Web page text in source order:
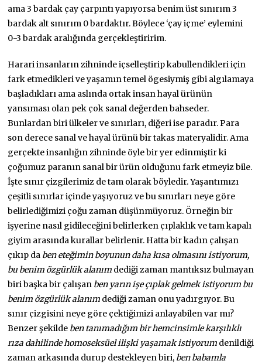
ama 3 bardak çay çarpıntı yapıyorsa benim üst sınırım 3
bardak alt sınırım 0 bardaktır. Böylece ‘çay içme’ eylemini
0-3 bardak aralığında gerçekleştiririm.
Harari insanların zihninde içselleştirip kabullendikleri için
fark etmedikleri ve yaşamın temel ögesiymiş gibi algılamaya
başladıkları ama aslında ortak insan hayal ürünün
yansıması olan pek çok sanal değerden bahseder.
Bunlardan biri ülkeler ve sınırları, diğeri ise paradır. Para
son derece sanal ve hayal ürünü bir takas materyalidir. Ama
gerçekte insanlığın zihninde öyle bir yer edinmiştir ki
çoğumuz paranın sanal bir ürün olduğunu fark etmeyiz bile.
İşte sınır çizgilerimiz de tam olarak böyledir. Yaşantımızı
çeşitli sınırlar içinde yaşıyoruz ve bu sınırları neye göre
belirlediğimizi çoğu zaman düşünmüyoruz. Örneğin bir
işyerine nasıl gidileceğini belirlerken çıplaklık ve tam kapalı
giyim arasında kurallar belirlenir. Hatta bir kadın çalışan
çıkıp da ben eteğimin boyunun daha kısa olmasını istiyorum,
bu benim özgürlük alanım dediği zaman mantıksız bulmayan
biri başka bir çalışan ben yarın işe çıplak gelmek istiyorum bu
benim özgürlük alanım dediği zaman onu yadırgıyor. Bu
sınır çizgisini neye göre çektiğimizi anlayabilen var mı?
Benzer şekilde ben tanımadığım bir hemcinsimle karşılıklı
rıza dahilinde homoseksüel ilişki yaşamak istiyorum denildiği
zaman arkasında durup destekleyen biri, ben babamla